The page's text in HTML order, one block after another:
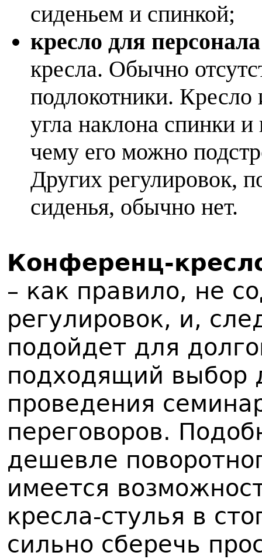
сиденьем и спинкой;
кресло для
кресла. Обычно
подлокотники. Кресло
угла наклона спинки
чему его можно
Других регулировок,
сиденья, обычно нет.
Конференц-
– как правило, не
регулировок, и,
подойдет для
подходящий выбор
проведения
переговоров.
дешевле
имеется
кресла-стулья в
сильно сберечь